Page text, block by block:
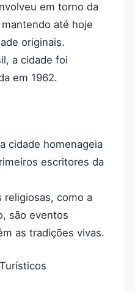
em torno da
até hoje
originais.
a cidade foi
em 1962.
cidade homenageia
escritores da
religiosas, como a
são eventos
as tradições vivas.